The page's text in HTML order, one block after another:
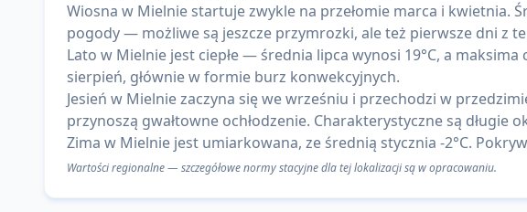
Wiosna w Mielnie startuje zwykle na przełomie marca i kwietnia.
pogody — możliwe są jeszcze przymrozki, ale też pierwsze dni z
Lato w Mielnie jest ciepłe — średnia lipca wynosi 19°C, a
sierpień, głównie w formie burz konwekcyjnych.
Jesień w Mielnie zaczyna się we wrześniu i przechodzi w
przynoszą gwałtowne ochłodzenie. Charakterystyczne są długie
Zima w Mielnie jest umiarkowana, ze średnią stycznia -2°C.
Wartości regionalne — szczegółowe normy stacyjne dla tej lokalizacji są w opracowaniu.